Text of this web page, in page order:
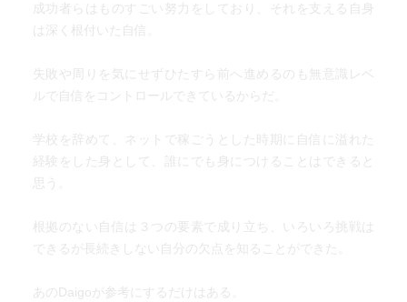
成功者らはものすごい努力をしており、それを支える自身
は深く根付いた自信。
失敗や周りを気にせずひたすら前へ進めるのも無意識レベ
ルで自信をコントロールできているからだ。
学校を辞めて、ネットで稼ごうとした時期に自信に溢れた
経験をした身として、誰にでも身につけることはできると
思う。
根拠のない自信は３つの要素で成り立ち、いろいろ挑戦は
できるが長続きしない自分の欠点を知ることができた。
あのDaigoが参考にするだけはある。